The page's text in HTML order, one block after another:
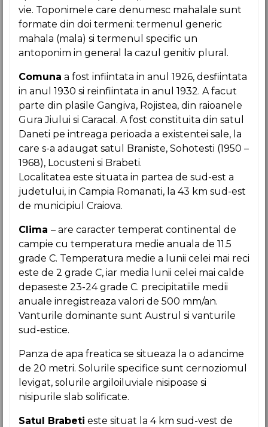
vie. Toponimele care denumesc mahalale sunt
formate din doi termeni: termenul generic
mahala (mala) si termenul specific un
antoponim in general la cazul genitiv plural.
Comuna a fost infiintata in anul 1926, desfiintata
in anul 1930 si reinfiintata in anul 1932. A facut
parte din plasile Gangiva, Rojistea, din raioanele
Gura Jiului si Caracal. A fost constituita din satul
Daneti pe intreaga perioada a existentei sale, la
care s-a adaugat satul Braniste, Sohotesti (1950 –
1968), Locusteni si Brabeti.
Localitatea este situata in partea de sud-est a
judetului, in Campia Romanati, la 43 km sud-est
de municipiul Craiova.
Clima – are caracter temperat continental de
campie cu temperatura medie anuala de 11.5
grade C. Temperatura medie a lunii celei mai reci
este de 2 grade C, iar media lunii celei mai calde
depaseste 23-24 grade C. precipitatiile medii
anuale inregistreaza valori de 500 mm/an.
Vanturile dominante sunt Austrul si vanturile
sud-estice.
Panza de apa freatica se situeaza la o adancime
de 20 metri. Solurile specifice sunt cernoziomul
levigat, solurile argiloiluviale nisipoase si
nisipurile slab solificate.
Satul Brabeti este situat la 4 km sud-vest de